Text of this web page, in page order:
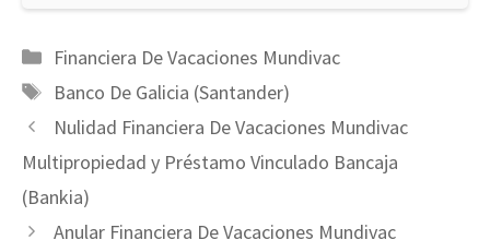
Categorías
Financiera De Vacaciones Mundivac
Etiquetas
Banco De Galicia (Santander)
Nulidad Financiera De Vacaciones Mundivac
Multipropiedad y Préstamo Vinculado Bancaja
(Bankia)
Anular Financiera De Vacaciones Mundivac